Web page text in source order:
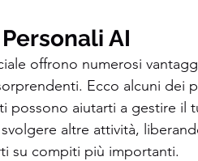
AI
offrono numerosi
Ecco alcuni dei
possono aiutarti a gestire il
altre attività,
su compiti più importanti.